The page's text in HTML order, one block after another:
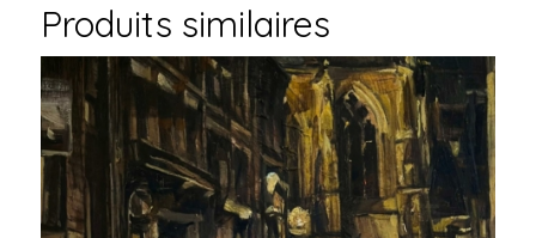
Produits similaires